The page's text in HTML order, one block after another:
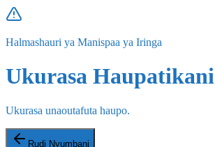
Halmashauri ya Manispaa ya Iringa
Ukurasa Haupatikani
Ukurasa unaoutafuta haupo.
Rudi Nyumbani